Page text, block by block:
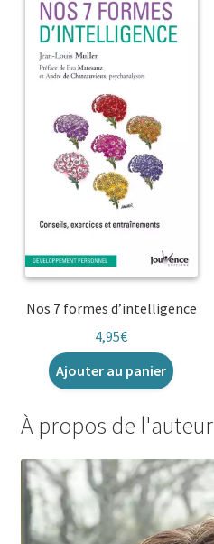
Nos 7 formes d’intelligence
4,95€
Ajouter au panier
À propos de l'auteur